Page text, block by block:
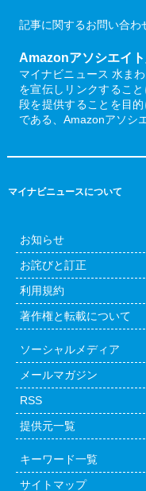
記事に関するお問い合わ
Amazonアソシエイ
マイナビニュース 水ま
を宣伝しリンクするこ
段を提供することを目
である、Amazonアソシ
マイナビニュースについて
お知らせ
お詫びと訂正
利用規約
著作権と転載について
ソーシャルメディア
メールマガジン
RSS
提供元一覧
キーワード一覧
サイトマップ